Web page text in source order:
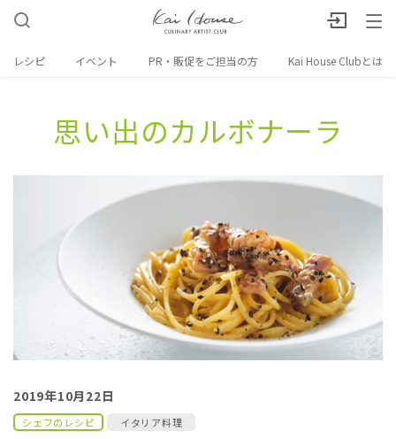
レシピ イベント PR・販促をご担当の方 Kai House Clubとは
思い出の​カルボナーラ
2019年10月22日
シェフのレシピ イタリア料理